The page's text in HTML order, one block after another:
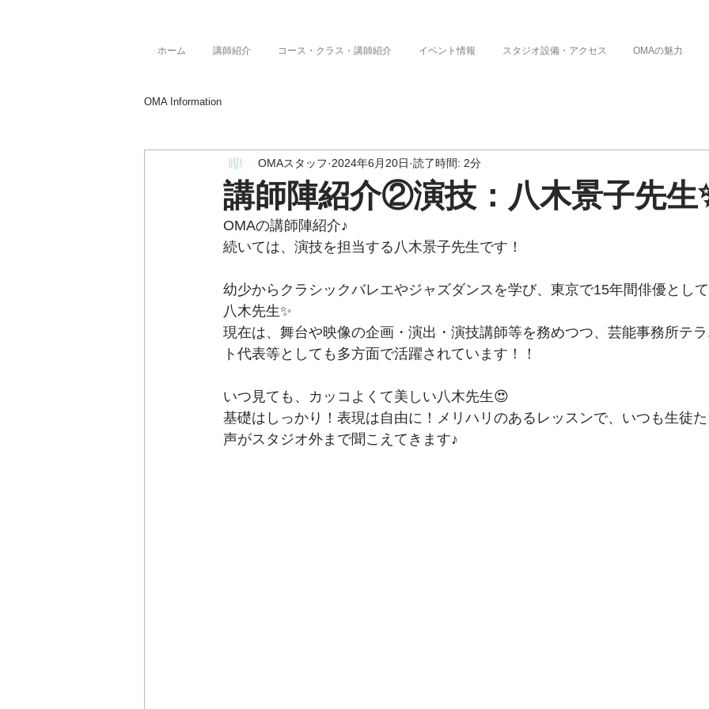
ホーム 講師紹介 コース・クラス・講師紹介 イベント情報 スタジオ設備・アクセス OMAの魅力
OMA Information
講師陣紹介②演技：八木景子先生
OMAスタッフ 2024年6月20日 読了時間: 2分
OMAの講師陣紹介♪
続いては、演技を担当する八木景子先生です！
幼少からクラシックバレエやジャズダンスを学び、東京で15年間俳優とし
八木先生✨
現在は、舞台や映像の企画・演出・演技講師等を務めつつ、芸能事務所テ
ト代表等としても多方面で活躍されています！！
いつ見ても、カッコよくて美しい八木先生😍
基礎はしっかり！表現は自由に！メリハリのあるレッスンで、いつも生徒
声がスタジオ外まで聞こえてきます♪